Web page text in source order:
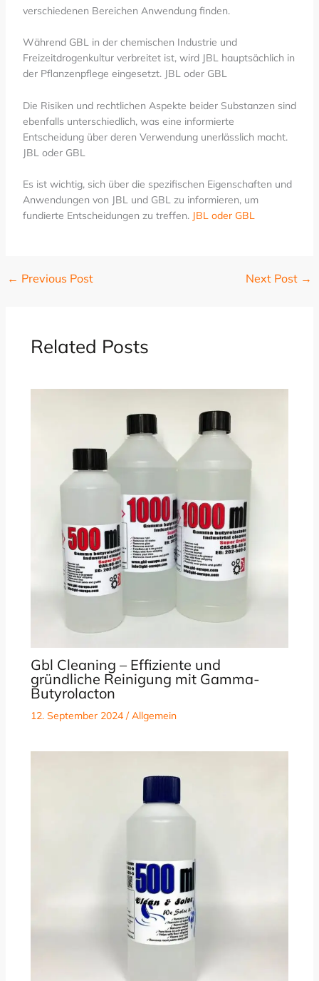
verschiedenen Bereichen Anwendung finden.
Während GBL in der chemischen Industrie und
Freizeitdrogenkultur verbreitet ist, wird JBL hauptsächlich in
der Pflanzenpflege eingesetzt. JBL oder GBL
Die Risiken und rechtlichen Aspekte beider Substanzen sind
ebenfalls unterschiedlich, was eine informierte
Entscheidung über deren Verwendung unerlässlich macht.
JBL oder GBL
Es ist wichtig, sich über die spezifischen Eigenschaften und
Anwendungen von JBL und GBL zu informieren, um
fundierte Entscheidungen zu treffen. JBL oder GBL
← Previous Post Next Post →
Related Posts
Gbl Cleaning – Effiziente und
gründliche Reinigung mit Gamma-
Butyrolacton
12. September 2024 /Allgemein